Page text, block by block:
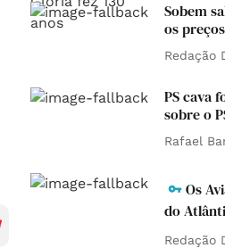
Sobem
os preços
Redação
PS cava
sobre o
Rafael
Os
do
Redação